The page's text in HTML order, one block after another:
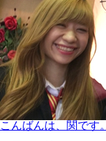
こんばんは、関です。